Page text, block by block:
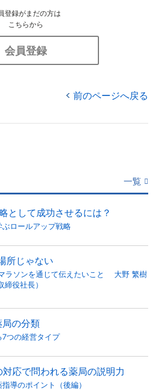
登録がまだの方は
こちらから
会員登録
前のページへ戻る
一覧
して成功させるには？
ロールアップ戦略
所じゃない
ラソンを通じて伝えたいこと 大野 繁樹
締役社長）
の分類
つの経営タイプ
応で問われる薬局の説明力
導のポイント（後編）